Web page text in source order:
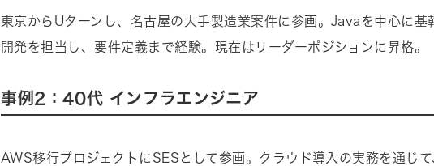
東京からUターンし、名古屋の大手製造業案件に参画。Javaを中心に基
開発を担当し、要件定義まで経験。現在はリーダーポジションに昇格。
事例2：40代 インフラエンジニア
AWS移行プロジェクトにSESとして参画。クラウド導入の実務を通じて